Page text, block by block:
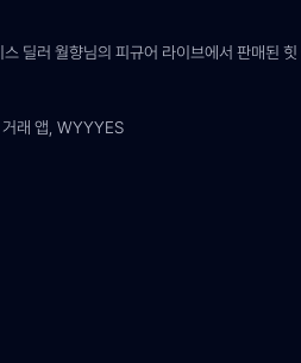
딜러 월향님의 피규어 라이브에서 판매된 힛
거래 앱, WYYYES